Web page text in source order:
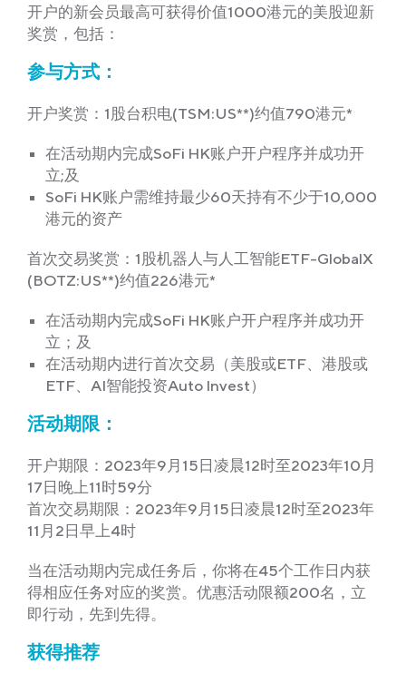
开户的新会员最高可获得价值1000港元的美股迎新
奖赏，包括：
参与方式：
开户奖赏：1股台积电(TSM:US**)约值790港元*
在活动期内完成SoFi HK账户开户程序并成功开
立;及
SoFi HK账户需维持最少60天持有不少于10,000
港元的资产
首次交易奖赏：1股机器人与人工智能ETF-GlobalX
(BOTZ:US**)约值226港元*
在活动期内完成SoFi HK账户开户程序并成功开
立；及
在活动期内进行首次交易（美股或ETF、港股或
ETF、AI智能投资Auto Invest）
活动期限：
开户期限：2023年9月15日凌晨12时至2023年10月
17日晚上11时59分
首次交易期限：2023年9月15日凌晨12时至2023年
11月2日早上4时
当在活动期内完成任务后，你将在45个工作日内获
得相应任务对应的奖赏。优惠活动限额200名，立
即行动，先到先得。
获得推荐